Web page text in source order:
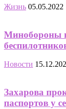
Жизнь 05.05.2022
Минобороны
Новости
Захарова
паспортов у